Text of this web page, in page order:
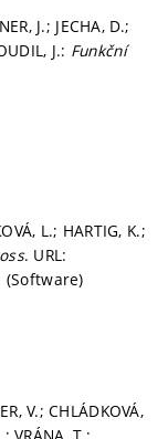
J.; JECHA, D.;
J.: Funkční
L.; HARTIG, K.;
. URL:
V.; CHLÁDKOVÁ,